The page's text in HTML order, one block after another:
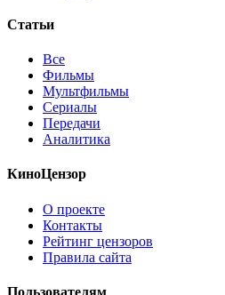
Статьи
Все
Фильмы
Мультфильмы
Сериалы
Передачи
Аналитика
КиноЦензор
О проекте
Контакты
Рейтинг цензоров
Правила сайта
Пользователям